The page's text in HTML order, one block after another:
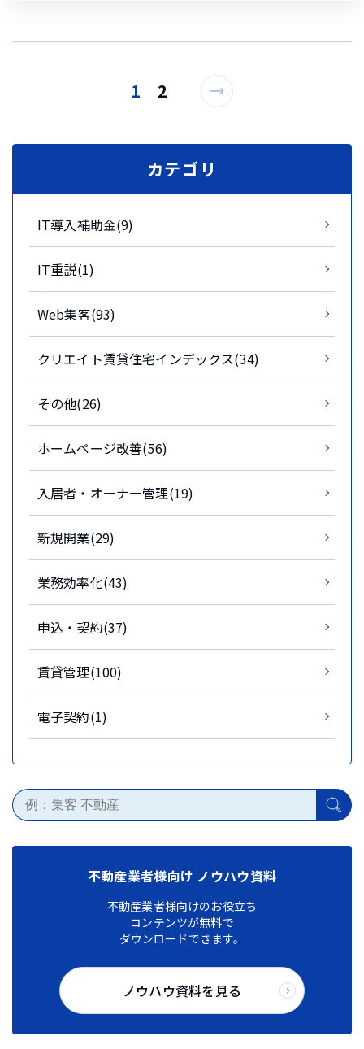
1 2
カテゴリ
IT導入補助金(9)
IT重説(1)
Web集客(93)
クリエイト賃貸住宅インデックス(34)
その他(26)
ホームページ改善(56)
入居者・オーナー管理(19)
新規開業(29)
業務効率化(43)
申込・契約(37)
賃貸管理(100)
電子契約(1)
不動産業者様向け ノウハウ資料
不動産業者様向けのお役立ち
コンテンツが無料で
ダウンロードできます。
ノウハウ資料を見る